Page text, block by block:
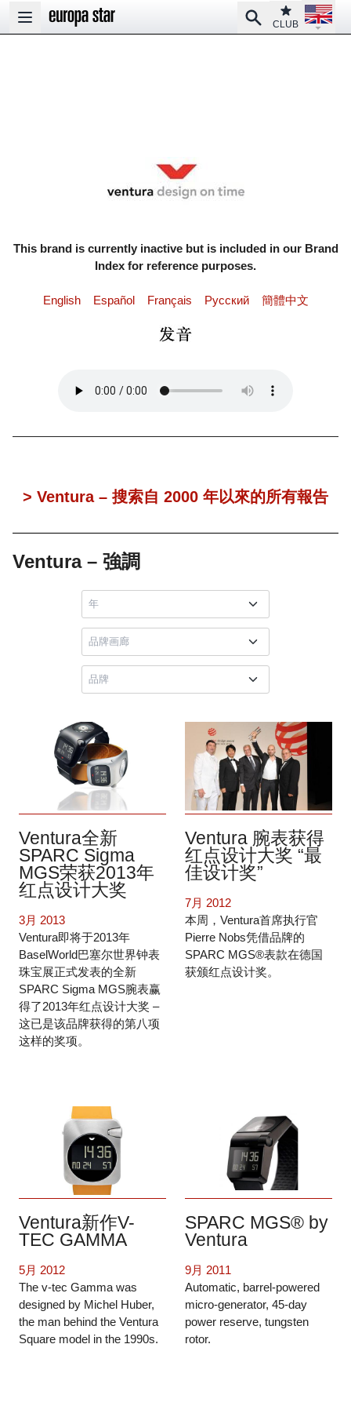
Open main menu
SearchClub
CLUB
Open
This brand is currently inactive but is included in our Brand
Index for reference purposes.
English Español Français Pусский 簡體中文
> Ventura – 搜索自 2000 年以來的所有報告
Ventura – 強調
Ventura全新
SPARC Sigma
MGS荣获2013年
红点设计大奖
3月 2013
Ventura即将于2013年
BaselWorld巴塞尔世界钟表
珠宝展正式发表的全新
SPARC Sigma MGS腕表赢
得了2013年红点设计大奖 –
这已是该品牌获得的第八项
这样的奖项。
Ventura 腕表获得
红点设计大奖 “最
佳设计奖”
7月 2012
本周，Ventura首席执行官
Pierre Nobs凭借品牌的
SPARC MGS®表款在德国
获颁红点设计奖。
Ventura新作V-
TEC GAMMA
5月 2012
The v-tec Gamma was
designed by Michel Huber,
the man behind the Ventura
Square model in the 1990s.
SPARC MGS® by
Ventura
9月 2011
Automatic, barrel-powered
micro-generator, 45-day
power reserve, tungsten
rotor.